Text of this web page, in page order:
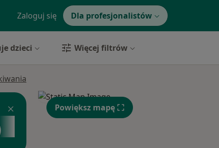
Zaloguj się Dla profesjonalistów
dzieci Więcej filtrów
Powiększ mapę